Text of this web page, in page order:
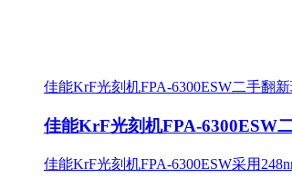
佳能KrF光刻机FPA-6300ESW二手翻
佳能KrF光刻机FPA-6300ESW
佳能KrF光刻机FPA-6300ESW采用